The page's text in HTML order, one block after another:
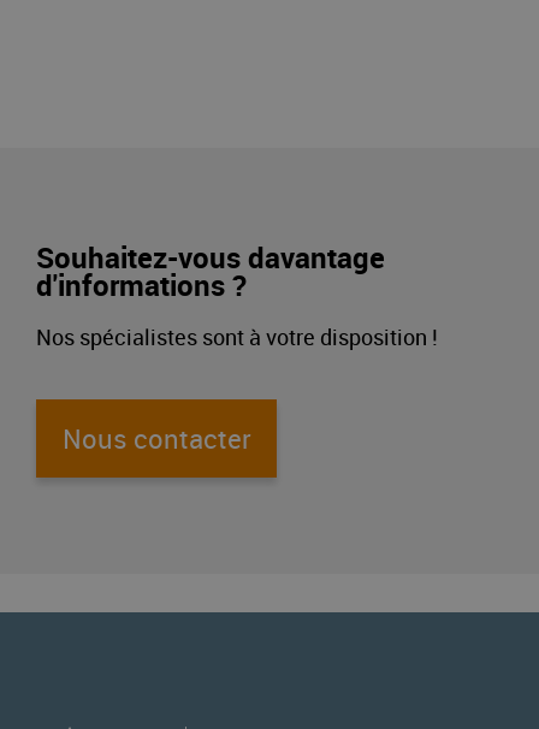
Souhaitez-vous davantage
d'informations ?
Nos spécialistes sont à votre disposition !
Nous contacter